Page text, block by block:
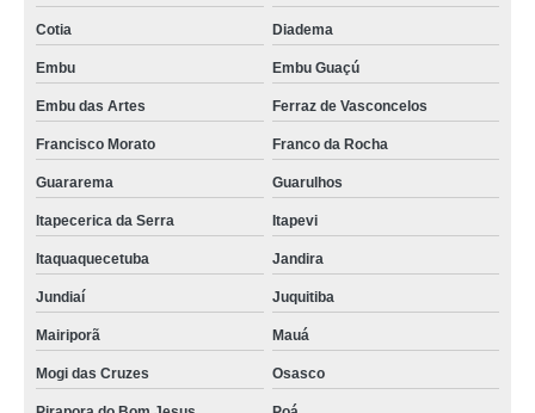
Cotia Diadema
Embu Embu Guaçú
Embu das Artes Ferraz de Vasconcelos
Francisco Morato Franco da Rocha
Guararema Guarulhos
Itapecerica da Serra Itapevi
Itaquaquecetuba Jandira
Jundiaí Juquitiba
Mairiporã Mauá
Mogi das Cruzes Osasco